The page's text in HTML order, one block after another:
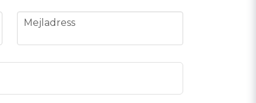
email
Mejladress